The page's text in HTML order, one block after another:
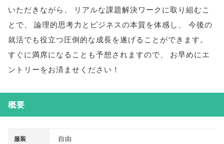
いただきながら
リアルな課題解決ワークに取り組むこ
とで
論理的思考力とビジネスの本質を体感し
今後の
就活でも役立つ圧倒的な成長を遂げることができます。
すぐに満席になることも予想されますので
お早めにエ
ントリーをお済ませください！
概要
服装 自由